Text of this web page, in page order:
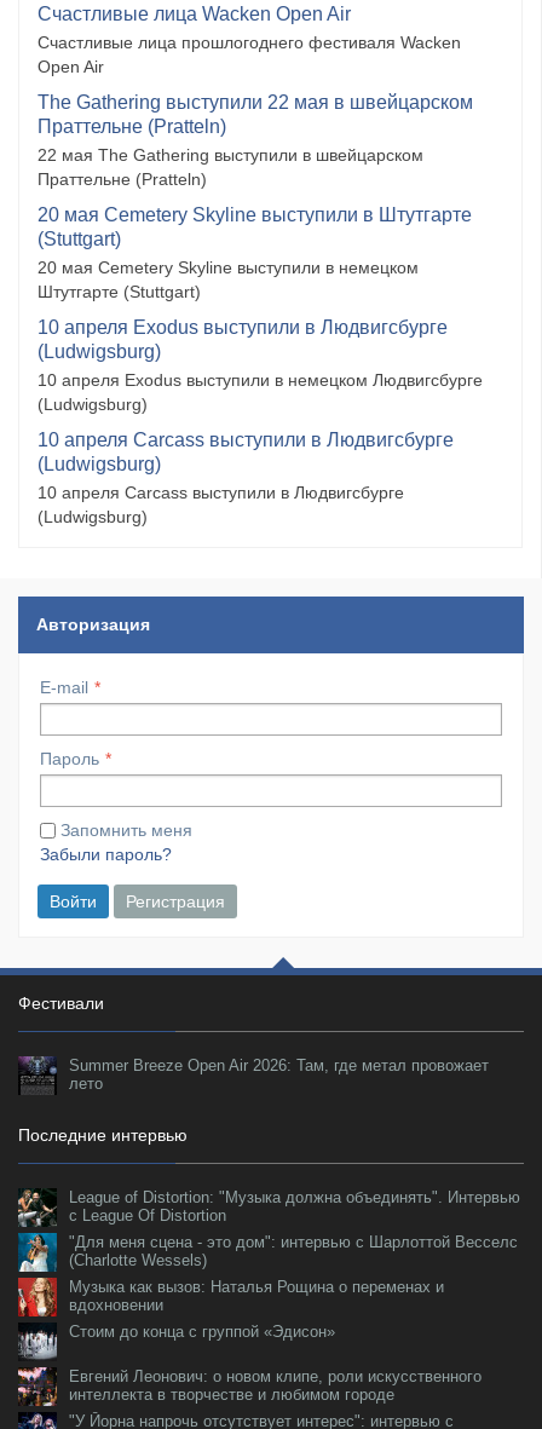
Счастливые лица Wacken Open Air
Счастливые лица прошлогоднего фестиваля Wacken
Open Air
The Gathering выступили 22 мая в швейцарском
Праттельне (Pratteln)
22 мая The Gathering выступили в швейцарском
Праттельне (Pratteln)
20 мая Cemetery Skyline выступили в Штутгарте
(Stuttgart)
20 мая Cemetery Skyline выступили в немецком
Штутгарте (Stuttgart)
10 апреля Exodus выступили в Людвигсбурге
(Ludwigsburg)
10 апреля Exodus выступили в немецком Людвигсбурге
(Ludwigsburg)
10 апреля Carcass выступили в Людвигсбурге
(Ludwigsburg)
10 апреля Carcass выступили в Людвигсбурге
(Ludwigsburg)
Авторизация
E-mail
Пароль
Запомнить меня
Забыли пароль?
Войти Регистрация
Фестивали
Summer Breeze Open Air 2026: Там, где метал провожает
лето
Последние интервью
League of Distortion: "Музыка должна объединять". Интервью
с League Of Distortion
"Для меня сцена - это дом": интервью с Шарлоттой Весселс
(Charlotte Wessels)
Музыка как вызов: Наталья Рощина о переменах и
вдохновении
Стоим до конца с группой «Эдисон»
Евгений Леонович: о новом клипе, роли искусственного
интеллекта в творчестве и любимом городе
"У Йорна напрочь отсутствует интерес": интервью с